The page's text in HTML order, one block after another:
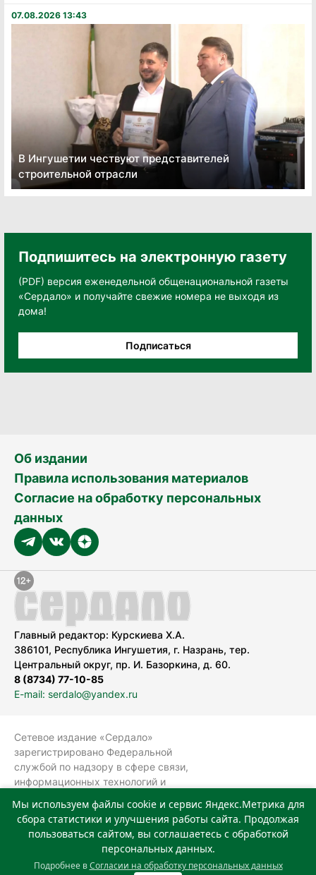
07.08.2026 13:43
В Ингушетии чествуют представителей
строительной отрасли
Подпишитесь на электронную газету
(PDF) версия еженедельной общенациональной газеты
«Сердало» и получайте свежие номера не выходя из
дома!
Подписаться
Об издании
Правила использования материалов
Согласие на обработку персональных
данных
Главный редактор: Курскиева Х.А.
386101, Республика Ингушетия, г. Назрань, тер.
Центральный округ, пр. И. Базоркина, д. 60.
8 (8734) 77-10-85
E-mail: serdalo@yandex.ru
Сетевое издание «Сердало»
зарегистрировано Федеральной
службой по надзору в сфере связи,
информационных технологий и
(Роскомнадзор).
Реестровая запись СМИ: ЭЛ № ФС 77-
78323 от 15.05.2020 г. Учредитель:
Государственное автономное
учреждение «Издательский дом
Мы используем файлы cookie и сервис Яндекс.Метрика для
сбора статистики и улучшения работы сайта. Продолжая
пользоваться сайтом, вы соглашаетесь с обработкой
персональных данных.
Подробнее вСогласии на обработку персональных данных